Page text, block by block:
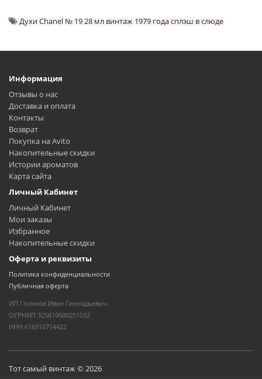
Духи Chanel № 19 28 мл винтаж 1979 года сплэш в слюде
Информация
Отзывы о нас
Доставка и оплата
Контакты
Возврат
Покупка на Avito
Накопительные скидки
Истории ароматов
Карта сайта
Личный Кабинет
Личный Кабинет
Мои заказы
Избранное
Накопительные скидки
Оферта и реквизиты
Политика конфиденциальности
Публичная оферта
ИП Голиков Иван Геннадьевич
ОГРНИП 325619600251032
ИНН 616510714422
Тот самый винтаж © 2026